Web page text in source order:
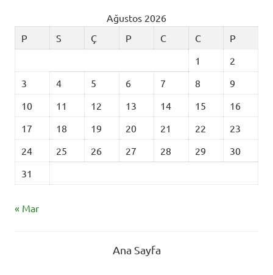
Ağustos 2026
P
S Ç P C C
P
1
2
3
4 5 6 7 8
9
10
11 12 13 14 15
16
17
18 19 20 21 22
23
24
25 26 27 28 29
30
31
« Mar
Ana Sayfa